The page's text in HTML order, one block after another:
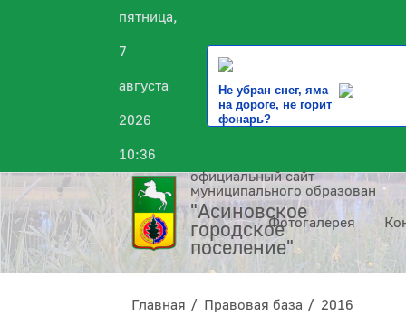
пятница,
7
августа
2026
10:36
Не убран снег, яма
на дороге, не горит
фонарь?
официальный сайт
муниципального образования
"Асиновское
городское
поселение"
Фотогалерея
Главная Правовая база 2016